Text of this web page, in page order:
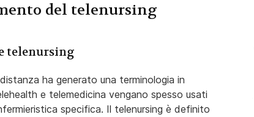
del telenursing
telenursing
ha generato una terminologia in
e telemedicina vengano spesso usati
specifica. Il telenursing è definito